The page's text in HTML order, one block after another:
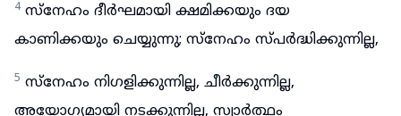
4 സ്നേഹം ദീർഘമായി ക്ഷമിക്കയും ദയ
കാണിക്കയും ചെയ്യുന്നു; സ്നേഹം സ്പർദ്ധിക്കുന്നില്ല,
5 സ്നേഹം നിഗളിക്കുന്നില്ല, ചീർക്കുന്നില്ല,
അയോഗ്യമായി നടക്കുന്നില്ല, സ്വാർത്ഥം